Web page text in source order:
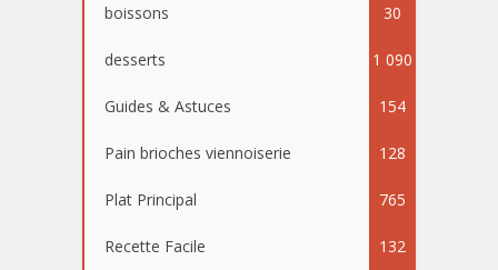
boissons 30
desserts 1 090
Guides & Astuces 154
Pain brioches viennoiserie 128
Plat Principal 765
Recette Facile 132